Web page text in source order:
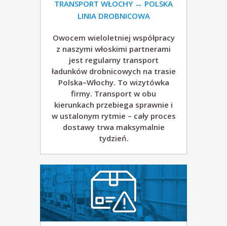
TRANSPORT WŁOCHY ↔ POLSKA
LINIA DROBNICOWA
Owocem wieloletniej współpracy
z naszymi włoskimi partnerami
jest regularny transport
ładunków drobnicowych na trasie
Polska–Włochy. To wizytówka
firmy. Transport w obu
kierunkach przebiega sprawnie i
w ustalonym rytmie – cały proces
dostawy trwa maksymalnie
tydzień.